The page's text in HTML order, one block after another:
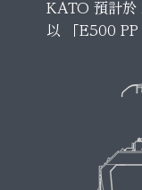
KATO 預計於
以 「E500 PP